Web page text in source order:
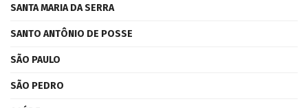
SANTA MARIA DA SERRA
SANTO ANTÔNIO DE POSSE
SÃO PAULO
SÃO PEDRO